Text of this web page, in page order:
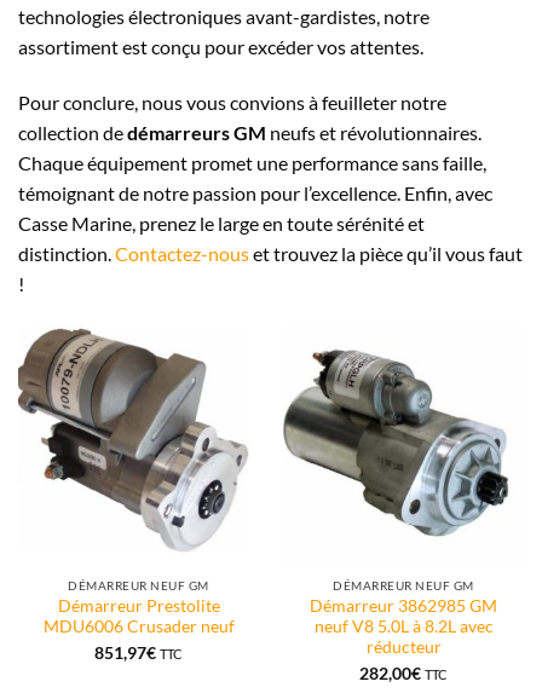
technologies électroniques avant-gardistes, notre
assortiment est conçu pour excéder vos attentes.
Pour conclure, nous vous convions à feuilleter notre
collection dedémarreurs GM neufs et révolutionnaires.
Chaque équipement promet une performance sans faille,
témoignant de notre passion pour l’excellence. Enfin, avec
Casse Marine, prenez le large en toute sérénité et
distinction.Contactez-nouset trouvez la pièce qu’il vous faut
!
DÉMARREUR NEUF GM
Démarreur Prestolite
MDU6006 Crusader neuf
851,97€ TTC
DÉMARREUR NEUF GM
Démarreur 3862985 GM
neuf V8 5.0L à 8.2L avec
réducteur
282,00€ TTC